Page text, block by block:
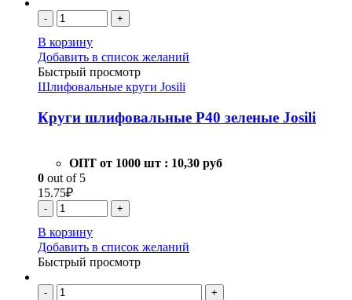
- +
В корзину
Добавить в список желаний
Быстрый просмотр
Шлифовальные круги Josili
Круги шлифовальные Р40 зеленые Josili
ОПТ от 1000 шт : 10,30 руб
0 out of 5
15.75₽
- +
В корзину
Добавить в список желаний
Быстрый просмотр
- +